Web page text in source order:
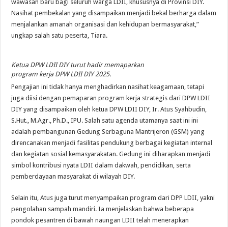
wawasan baru bagi seluruh warga LDII, khususnya di Provinsi DIY.
Nasihat pembekalan yang disampaikan menjadi bekal berharga dalam
menjalankan amanah organisasi dan kehidupan bermasyarakat,”
ungkap salah satu peserta, Tiara.
Ketua DPW LDII DIY turut hadir memaparkan
program kerja DPW LDII DIY 2025.
Pengajian ini tidak hanya menghadirkan nasihat keagamaan, tetapi
juga diisi dengan pemaparan program kerja strategis dari DPW LDII
DIY yang disampaikan oleh ketua DPW LDII DIY, Ir. Atus Syahbudin,
S.Hut., M.Agr., Ph.D., IPU. Salah satu agenda utamanya saat ini ini
adalah pembangunan Gedung Serbaguna Mantrijeron (GSM) yang
direncanakan menjadi fasilitas pendukung berbagai kegiatan internal
dan kegiatan sosial kemasyarakatan. Gedung ini diharapkan menjadi
simbol kontribusi nyata LDII dalam dakwah, pendidikan, serta
pemberdayaan masyarakat di wilayah DIY.
Selain itu, Atus juga turut menyampaikan program dari DPP LDII, yakni
pengolahan sampah mandiri. Ia menjelaskan bahwa beberapa
pondok pesantren di bawah naungan LDII telah menerapkan